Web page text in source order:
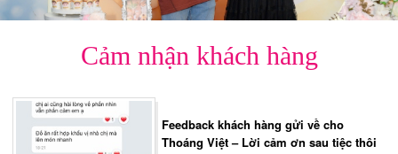
Cảm nhận khách hàng
Feedback khách hàng gửi về cho
Thoáng Việt – Lời cảm ơn sau tiệc thôi